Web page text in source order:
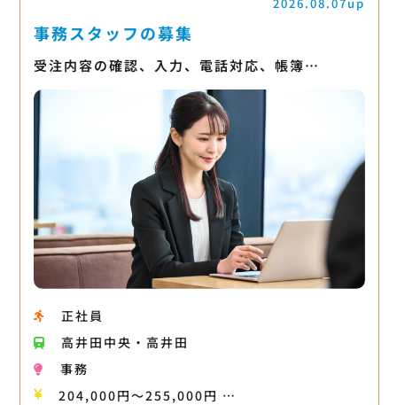
事務スタッフの募集
受注内容の確認、入力、電話対応、帳簿…
正社員
高井田中央・高井田
事務
204,000円〜255,000円 …